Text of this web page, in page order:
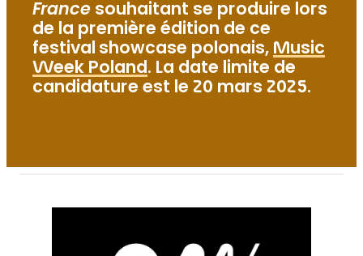
France souhaitant se produire lors
de la première édition de ce
festival showcase polonais, Music
Week Poland . La date limite de
candidature est le 20 mars 2025.